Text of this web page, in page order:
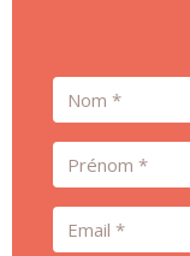
Nom
Prénom
Email